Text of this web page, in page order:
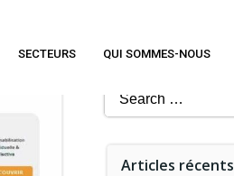
SECTEURS QUI SOMMES-NOUS
Search
for:
Articles récents